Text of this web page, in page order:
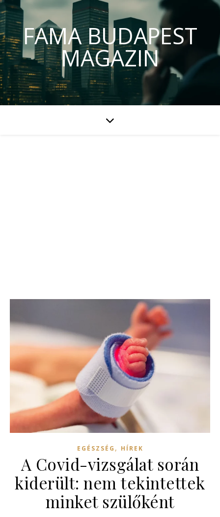
FAMA BUDAPEST
MAGAZIN
EGÉSZSÉG , HÍREK
A Covid-vizsgálat során
kiderült: nem tekintettek
minket szülőként